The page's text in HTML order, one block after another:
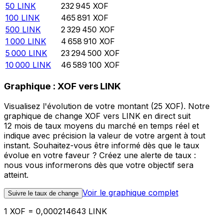
50 LINK 232 945 XOF
100 LINK 465 891 XOF
500 LINK 2 329 450 XOF
1 000 LINK 4 658 910 XOF
5 000 LINK 23 294 500 XOF
10 000 LINK 46 589 100 XOF
Graphique : XOF vers LINK
Visualisez l'évolution de votre montant (25 XOF). Notre
graphique de change XOF vers LINK en direct suit
12 mois de taux moyens du marché en temps réel et
indique avec précision la valeur de votre argent à tout
instant. Souhaitez-vous être informé dès que le taux
évolue en votre faveur ? Créez une alerte de taux :
nous vous informerons dès que votre objectif sera
atteint.
Suivre le taux de change Voir le graphique complet
1 XOF = 0,000214643 LINK